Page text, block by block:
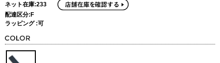
ネット在庫:233
配達区分:F
ラッピング :可